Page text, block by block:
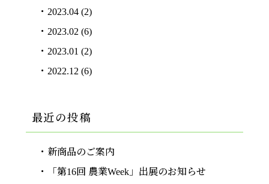
2023.04(2)
2023.02 (6)
2023.01 (2)
2022.12 (6)
最近の投稿
新商品のご案内
「第16回 農業Week」出展のお知らせ